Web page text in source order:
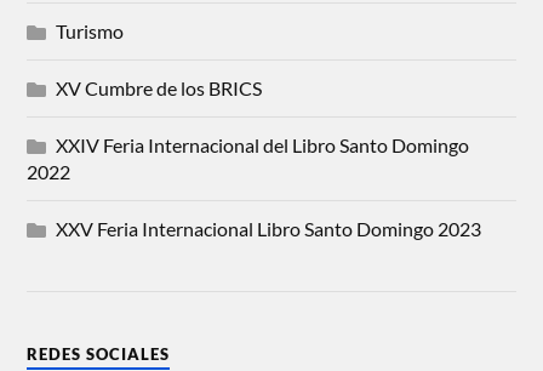
Turismo
XV Cumbre de los BRICS
XXIV Feria Internacional del Libro Santo Domingo
2022
XXV Feria Internacional Libro Santo Domingo 2023
REDES SOCIALES